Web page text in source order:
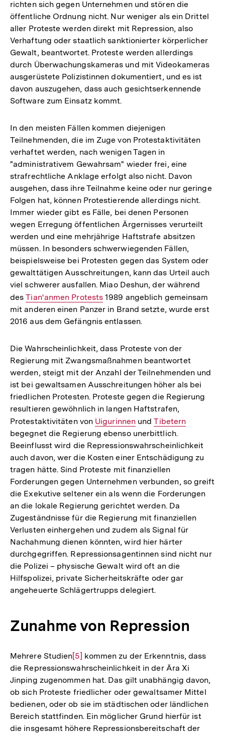
richten sich gegen Unternehmen und stören die
öffentliche Ordnung nicht. Nur weniger als ein Drittel
aller Proteste werden direkt mit Repression, also
Verhaftung oder staatlich sanktionierter körperlicher
Gewalt, beantwortet. Proteste werden allerdings
durch Überwachungskameras und mit Videokameras
ausgerüstete Polizistinnen dokumentiert, und es ist
davon auszugehen, dass auch gesichtserkennende
Software zum Einsatz kommt.
In den meisten Fällen kommen diejenigen
Teilnehmenden, die im Zuge von Protestaktivitäten
verhaftet werden, nach wenigen Tagen in
"administrativem Gewahrsam" wieder frei, eine
strafrechtliche Anklage erfolgt also nicht. Davon
ausgehen, dass ihre Teilnahme keine oder nur geringe
Folgen hat, können Protestierende allerdings nicht.
Immer wieder gibt es Fälle, bei denen Personen
wegen Erregung öffentlichen Ärgernisses verurteilt
werden und eine mehrjährige Haftstrafe absitzen
müssen. In besonders schwerwiegenden Fällen,
beispielsweise bei Protesten gegen das System oder
gewalttätigen Ausschreitungen, kann das Urteil auch
viel schwerer ausfallen. Miao Deshun, der während
desInterner
Link:
Tian‘anmen Protests 1989 angeblich gemeinsam
mit anderen einen Panzer in Brand setzte, wurde erst
2016 aus dem Gefängnis entlassen.
Die Wahrscheinlichkeit, dass Proteste von der
Regierung mit Zwangsmaßnahmen beantwortet
werden, steigt mit der Anzahl der Teilnehmenden und
ist bei gewaltsamen Ausschreitungen höher als bei
friedlichen Protesten. Proteste gegen die Regierung
resultieren gewöhnlich in langen Haftstrafen,
Protestaktivitäten von Interner
Link:
UigurinnenundInterner
Link:
Tibetern
begegnet die Regierung ebenso unerbittlich.
Beeinflusst wird die Repressionswahrscheinlichkeit
auch davon, wer die Kosten einer Entschädigung zu
tragen hätte. Sind Proteste mit finanziellen
Forderungen gegen Unternehmen verbunden, so greift
die Exekutive seltener ein als wenn die Forderungen
an die lokale Regierung gerichtet werden. Da
Zugeständnisse für die Regierung mit finanziellen
Verlusten einhergehen und zudem als Signal für
Nachahmung dienen könnten, wird hier härter
durchgegriffen. Repressionsagentinnen sind nicht nur
die Polizei – physische Gewalt wird oft an die
Hilfspolizei, private Sicherheitskräfte oder gar
angeheuerte Schlägertrupps delegiert.
Zunahme von Repression
Mehrere StudienZur
Auflösung
der
Fußnote
[5] kommen zu der Erkenntnis, dass
die Repressionswahrscheinlichkeit in der Ära Xi
Jinping zugenommen hat. Das gilt unabhängig davon,
ob sich Proteste friedlicher oder gewaltsamer Mittel
bedienen, oder ob sie im städtischen oder ländlichen
Bereich stattfinden. Ein möglicher Grund hierfür ist
die insgesamt höhere Repressionsbereitschaft der